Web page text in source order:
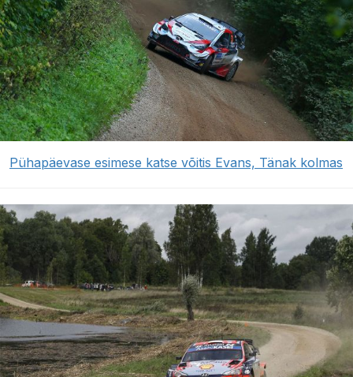
Pühapäevase esimese katse võitis Evans, Tänak kolmas